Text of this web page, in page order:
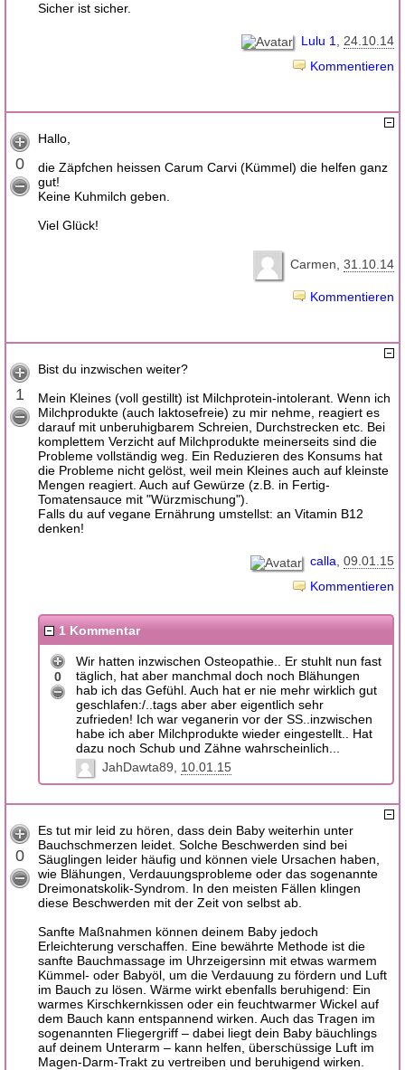
Sicher ist sicher.
Lulu 1
24.10.14
Kommentieren
0
Hallo,
die Zäpfchen heissen Carum Carvi (Kümmel) die helfen ganz
gut!
Keine Kuhmilch geben.
Viel Glück!
Carmen 31.10.14
Kommentieren
1
Bist du inzwischen weiter?
Mein Kleines (voll gestillt) ist Milchprotein-intolerant. Wenn ich
Milchprodukte (auch laktosefreie) zu mir nehme, reagiert es
darauf mit unberuhigbarem Schreien, Durchstrecken etc. Bei
komplettem Verzicht auf Milchprodukte meinerseits sind die
Probleme vollständig weg. Ein Reduzieren des Konsums hat
die Probleme nicht gelöst, weil mein Kleines auch auf kleinste
Mengen reagiert. Auch auf Gewürze (z.B. in Fertig-
Tomatensauce mit "Würzmischung").
Falls du auf vegane Ernährung umstellst: an Vitamin B12
denken!
calla 09.01.15
Kommentieren
1 Kommentar
0
Wir hatten inzwischen Osteopathie.. Er stuhlt nun fast
täglich, hat aber manchmal doch noch Blähungen
hab ich das Gefühl. Auch hat er nie mehr wirklich gut
geschlafen:/..tags aber aber eigentlich sehr
zufrieden! Ich war veganerin vor der SS..inzwischen
habe ich aber Milchprodukte wieder eingestellt.. Hat
dazu noch Schub und Zähne wahrscheinlich...
JahDawta89
10.01.15
0
Es tut mir leid zu hören, dass dein Baby weiterhin unter
Bauchschmerzen leidet. Solche Beschwerden sind bei
Säuglingen leider häufig und können viele Ursachen haben,
wie Blähungen, Verdauungsprobleme oder das sogenannte
Dreimonatskolik-Syndrom. In den meisten Fällen klingen
diese Beschwerden mit der Zeit von selbst ab.
Sanfte Maßnahmen können deinem Baby jedoch
Erleichterung verschaffen. Eine bewährte Methode ist die
sanfte Bauchmassage im Uhrzeigersinn mit etwas warmem
Kümmel- oder Babyöl, um die Verdauung zu fördern und Luft
im Bauch zu lösen. Wärme wirkt ebenfalls beruhigend: Ein
warmes Kirschkernkissen oder ein feuchtwarmer Wickel auf
dem Bauch kann entspannend wirken. Auch das Tragen im
sogenannten Fliegergriff – dabei liegt dein Baby bäuchlings
auf deinem Unterarm – kann helfen, überschüssige Luft im
Magen-Darm-Trakt zu vertreiben und beruhigend wirken.